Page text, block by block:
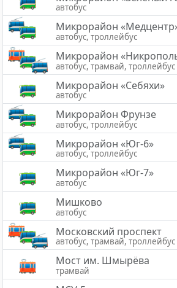
автобус
Микрорайон
автобус, троллейбус
Микрорайон
автобус, трамвай, троллейбус
Микрорайон «Себяхи»
автобус
Микрорайон Фрунзе
автобус, троллейбус
Микрорайон «Юг-6»
автобус, троллейбус
Микрорайон «Юг-7»
автобус
Мишково
автобус
Московский проспект
автобус, трамвай, троллейбус
Мост им. Шмырёва
трамвай